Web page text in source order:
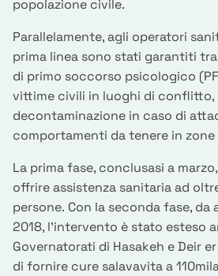
popolazione civile.
Parallelamente, agli operatori
prima linea sono stati garantiti
di primo soccorso psicologico
vittime civili in luoghi di conflitto,
decontaminazione in caso di
comportamenti da tenere in zone
La prima fase, conclusasi a
offrire assistenza sanitaria ad
persone. Con la seconda fase, da
2018, l'intervento è stato esteso
Governatorati di Hasakeh e Deir
di fornire cure salavavita a